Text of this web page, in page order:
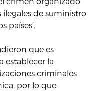
ilegales de suministro
países’.
que es
establecer la
criminales
por lo que